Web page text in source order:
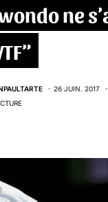
ne
26 JUIN. 2017